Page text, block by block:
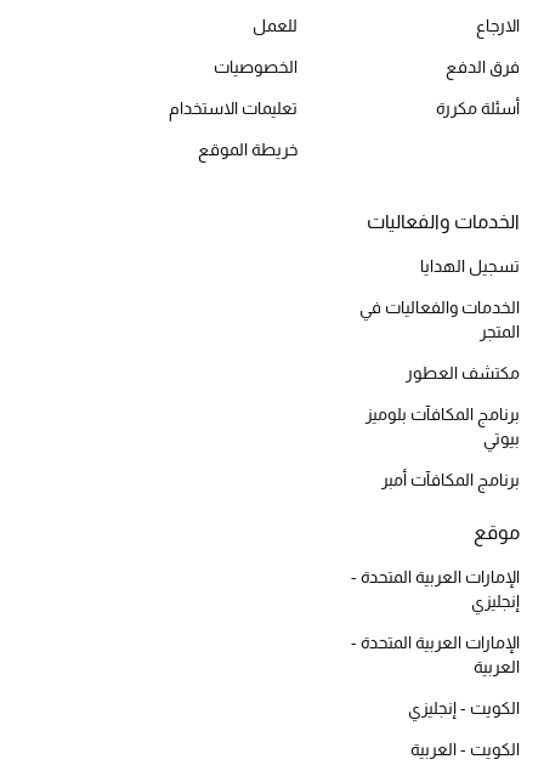
حقائب رجالية
حقائب الأطفال
تسوقوا الحقائب
الموسم الجديد
أحذية النسائية
تشكيلة الأحذية
الأحذية الرجالية
أحذية للأطفال
أبرز المصممين
الارجاع
فرق الدفع
أسئلة مكررة
للعمل
الخصوصيات
تعليمات الاستخدام
خريطة الموقع
الخدمات والفعاليات
تسجيل الهدايا
الخدمات والفعاليات في
المتجر
مكتشف العطور
برنامج المكافآت بلوميز
بيوتي
برنامج المكافآت أمبر
موقع
الإمارات العربية المتحدة -
إنجليزي
الإمارات العربية المتحدة -
العربية
الكويت - إنجليزي
الكويت - العربية